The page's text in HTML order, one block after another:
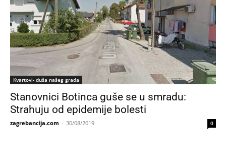
Kvartovi- duša našeg grada
Stanovnici Botinca guše se u smradu:
Strahuju od epidemije bolesti
zagrebancija.com - 30/08/2019 0